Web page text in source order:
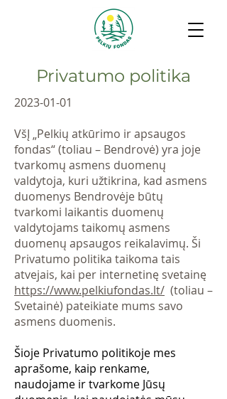
Privatumo politika
2023-01-01
VšĮ „Pelkių atkūrimo ir apsaugos
fondas“ (toliau – Bendrovė) yra joje
tvarkomų asmens duomenų
valdytoja, kuri užtikrina, kad asmens
duomenys Bendrovėje būtų
tvarkomi laikantis duomenų
valdytojams taikomų asmens
duomenų apsaugos reikalavimų. Ši
Privatumo politika taikoma tais
atvejais, kai per internetinę svetainę
https://www.pelkiufondas.lt/ (toliau –
Svetainė) pateikiate mums savo
asmens duomenis.
Šioje Privatumo politikoje mes
aprašome, kaip renkame,
naudojame ir tvarkome Jūsų